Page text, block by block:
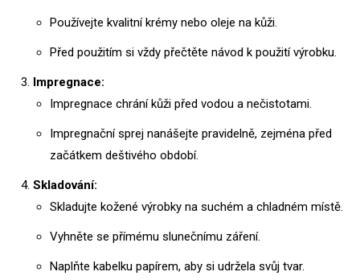
Používejte kvalitní krémy nebo oleje na kůži.
Před použitím si vždy přečtěte návod k použití výrobku.
Impregnace:
Impregnace chrání kůži před vodou a nečistotami.
Impregnační sprej nanášejte pravidelně, zejména před
začátkem deštivého období.
Skladování:
Skladujte kožené výrobky na suchém a chladném místě.
Vyhněte se přímému slunečnímu záření.
Naplňte kabelku papírem, aby si udržela svůj tvar.